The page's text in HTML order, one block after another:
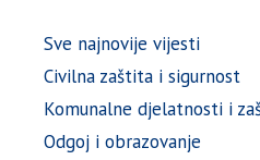
Sve najnovije vijesti
Civilna zaštita i sigurnost
Komunalne djelatnosti i
Odgoj i obrazovanje